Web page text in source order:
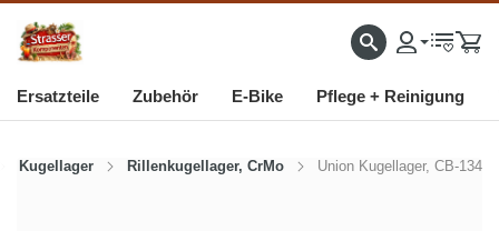
IMPORTEUR VON HOCHWERTIGEN FAHRRAD- UND MOFAERSATZTEILEN SEIT
Ersatzteile Zubehör E-Bike Pflege + Reinigung
Kugellager Rillenkugellager, CrMo Union Kugellager, CB-134